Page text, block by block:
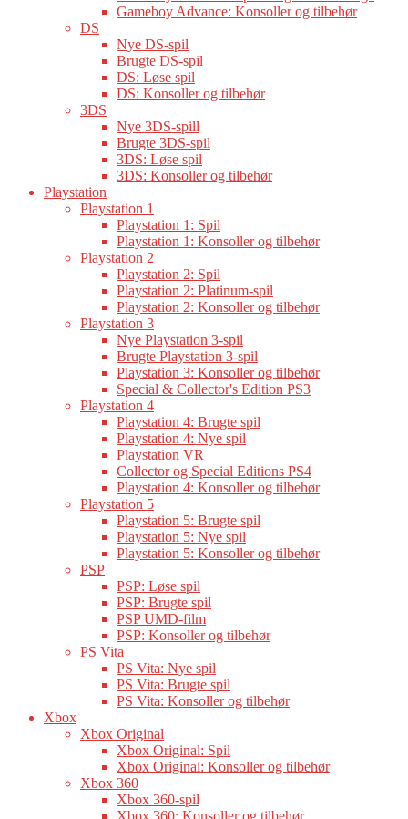
Gameboy Advance: Konsoller og tilbehør
DS
Nye DS-spil
Brugte DS-spil
DS: Løse spil
DS: Konsoller og tilbehør
3DS
Nye 3DS-spill
Brugte 3DS-spil
3DS: Løse spil
3DS: Konsoller og tilbehør
Playstation
Playstation 1
Playstation 1: Spil
Playstation 1: Konsoller og tilbehør
Playstation 2
Playstation 2: Spil
Playstation 2: Platinum-spil
Playstation 2: Konsoller og tilbehør
Playstation 3
Nye Playstation 3-spil
Brugte Playstation 3-spil
Playstation 3: Konsoller og tilbehør
Special & Collector's Edition PS3
Playstation 4
Playstation 4: Brugte spil
Playstation 4: Nye spil
Playstation VR
Collector og Special Editions PS4
Playstation 4: Konsoller og tilbehør
Playstation 5
Playstation 5: Brugte spil
Playstation 5: Nye spil
Playstation 5: Konsoller og tilbehør
PSP
PSP: Løse spil
PSP: Brugte spil
PSP UMD-film
PSP: Konsoller og tilbehør
PS Vita
PS Vita: Nye spil
PS Vita: Brugte spil
PS Vita: Konsoller og tilbehør
Xbox
Xbox Original
Xbox Original: Spil
Xbox Original: Konsoller og tilbehør
Xbox 360
Xbox 360-spil